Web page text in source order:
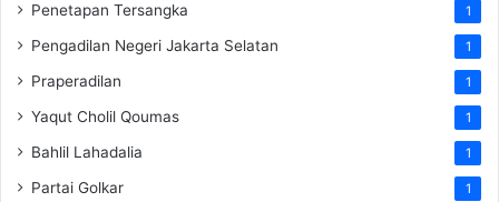
Penetapan Tersangka 1
Pengadilan Negeri Jakarta Selatan 1
Praperadilan 1
Yaqut Cholil Qoumas 1
Bahlil Lahadalia 1
Partai Golkar 1